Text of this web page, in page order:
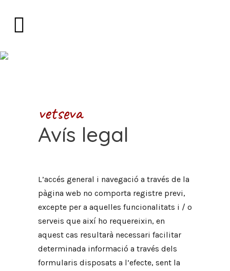
vetseva
Avís legal
L’accés general i navegació a través de la
pàgina web no comporta registre previ,
excepte per a aquelles funcionalitats i / o
serveis que així ho requereixin, en
aquest cas resultarà necessari facilitar
determinada informació a través dels
formularis disposats a l’efecte, sent la